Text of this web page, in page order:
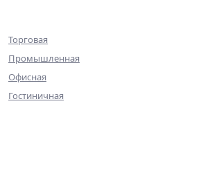
Торговая
Промышленная
Офисная
Гостиничная